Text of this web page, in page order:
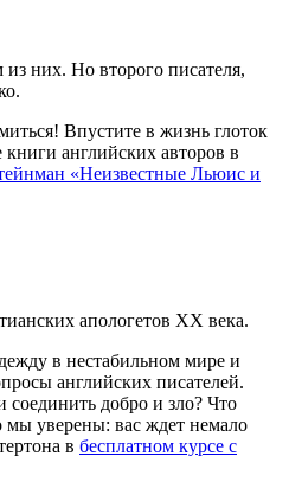
них. Но второго писателя,
Впустите в жизнь глоток
английских авторов в
«Неизвестные Льюис и
апологетов ХХ века.
в нестабильном мире и
английских писателей.
добро и зло? Что
мы уверены: вас ждет немало
в бесплатном курсе с